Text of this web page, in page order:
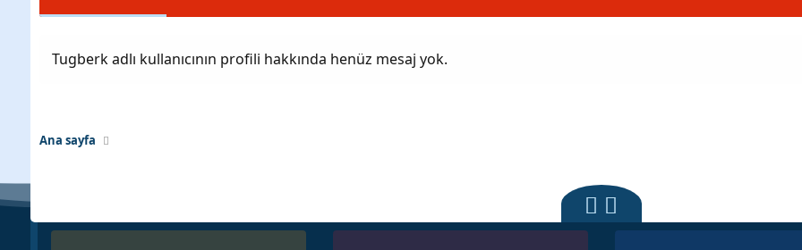
Tugberk adlı kullanıcının profili hakkında henüz mesaj yok.
Ana sayfa